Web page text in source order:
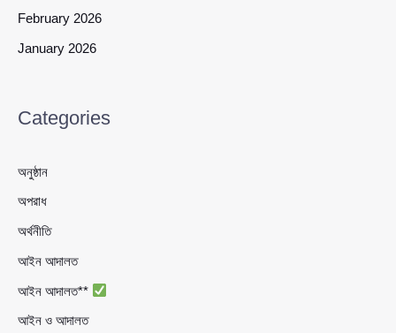
February 2026
January 2026
Categories
অনুষ্ঠান
অপরাধ
অর্থনীতি
আইন আদালত
আইন আদালত**
আইন ও আদালত